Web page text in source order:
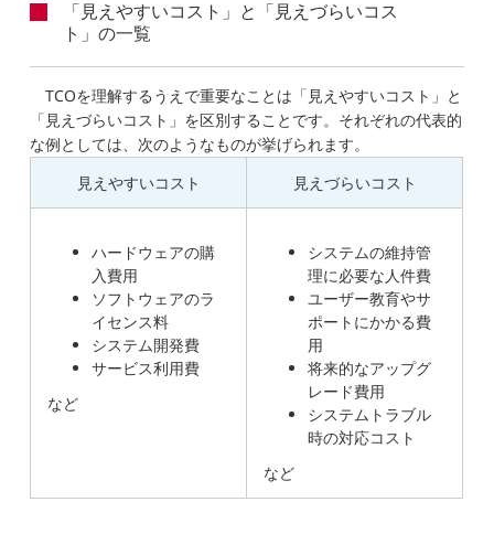
「見えやすいコスト」と「見えづらいコス
ト」の一覧
TCOを理解するうえで重要なことは「見えやすいコスト」と
「見えづらいコスト」を区別することです。それぞれの代表的
な例としては、次のようなものが挙げられます。
見えやすいコスト
見えづらいコスト
ハードウェアの購
入費用
ソフトウェアのラ
イセンス料
システム開発費
サービス利用費
など
システムの維持管
理に必要な人件費
ユーザー教育やサ
ポートにかかる費
用
将来的なアップグ
レード費用
システムトラブル
時の対応コスト
など